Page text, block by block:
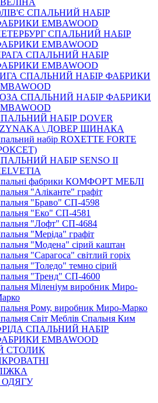
СПАЛЬНИЙ НАБІР
EMBAWOOD
СПАЛЬНИЙ НАБІР
EMBAWOOD
СПАЛЬНИЙ НАБІР
EMBAWOOD
СПАЛЬНИЙ НАБІР ФАБРИКИ
СПАЛЬНИЙ НАБІР ФАБРИКИ
НАБІР DOVER
\ ДОВЕР ШИНАКА
набір ROXETTE FORTE
НАБІР SENSO II
фабрики КОМФОРТ МЕБЛІ
"Аліканте" графіт
"Браво" СП-4598
"Еко" СП-4581
"Лофт" СП-4684
"Меріда" графіт
"Модена" сірий каштан
"Сарагоса" світлий горіх
"Толедо" темно сірий
"Тренд" СП-4600
Міленіум виробник Миро-
Рому, виробник Миро-Марко
Світ Меблів Спальня Ким
СПАЛЬНИЙ НАБІР
EMBAWOOD
СТОЛИК